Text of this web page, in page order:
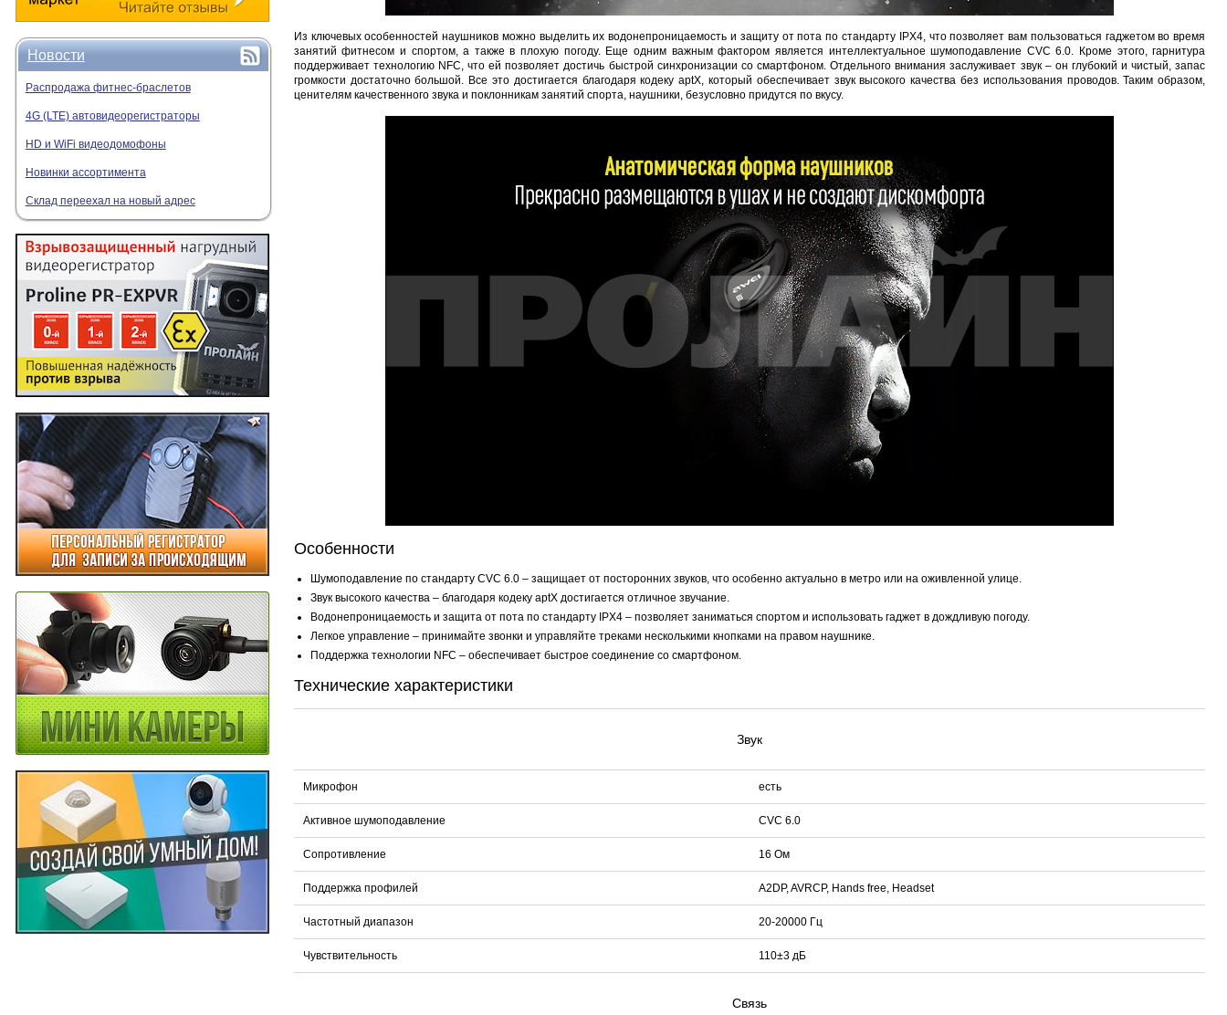
Новости
Распродажа фитнес-браслетов
4G (LTE) автовидеорегистраторы
HD и WiFi видеодомофоны
Новинки ассортимента
Склад переехал на новый адрес
Из ключевых особенностей наушников можно выделить их водонепроницаемость и защиту от пота по стандарту IPX4, что позволяет вам пользоваться гаджетом во время
занятий фитнесом и спортом, а также в плохую погоду. Еще одним важным фактором является интеллектуальное шумоподавление CVC 6.0. Кроме этого, гарнитура
поддерживает технологию NFC, что ей позволяет достичь быстрой синхронизации со смартфоном. Отдельного внимания заслуживает звук – он глубокий и чистый, запас
громкости достаточно большой. Все это достигается благодаря кодеку aptX, который обеспечивает звук высокого качества без использования проводов. Таким образом,
ценителям качественного звука и поклонникам занятий спорта, наушники, безусловно придутся по вкусу.
Особенности
Шумоподавление по стандарту CVC 6.0 – защищает от посторонних звуков, что особенно актуально в метро или на оживленной улице.
Звук высокого качества – благодаря кодеку aptX достигается отличное звучание.
Водонепроницаемость и защита от пота по стандарту IPX4 – позволяет заниматься спортом и использовать гаджет в дождливую погоду.
Легкое управление – принимайте звонки и управляйте треками несколькими кнопками на правом наушнике.
Поддержка технологии NFC – обеспечивает быстрое соединение со смартфоном.
Технические характеристики
Звук
Микрофон есть
Активное шумоподавление CVC 6.0
Сопротивление 16 Ом
Поддержка профилей A2DP, AVRCP, Hands free, Headset
Частотный диапазон 20-20000 Гц
Чувствительность 110±3 дБ
Связь